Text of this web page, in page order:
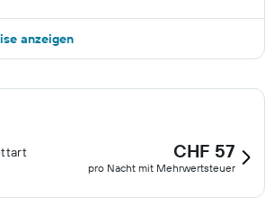
anzeigen
CHF 57
pro Nacht mit Mehrwertsteuer